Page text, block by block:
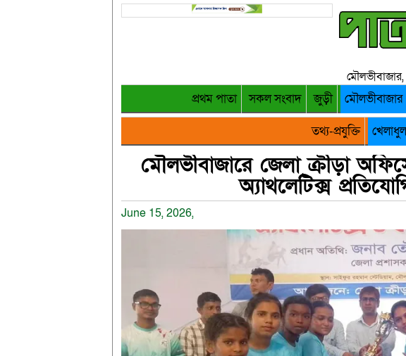
প্রথম পাতা সকল সংবাদ জুড়ী মৌলভীবাজার
তথ্য-প্রযুক্তি
মৌলভীবাজারে জেলা ক্রীড়া
অ্যাথলেটিক্স
June 15, 2026,